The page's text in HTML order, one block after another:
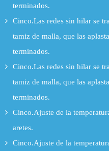
terminados.
Cinco.Las redes sin hilar se
tamiz de malla, que las
terminados.
Cinco.Las redes sin hilar se
tamiz de malla, que las
terminados.
Cinco.Ajuste de la
aretes.
Cinco.Ajuste de la